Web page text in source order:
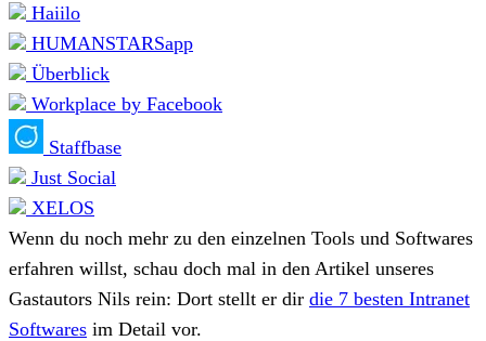
Haiilo
HUMANSTARSapp
Überblick
Workplace by Facebook
Staffbase
Just Social
XELOS
Wenn du noch mehr zu den einzelnen Tools und Softwares
erfahren willst, schau doch mal in den Artikel unseres
Gastautors Nils rein: Dort stellt er dir die 7 besten Intranet
Softwares im Detail vor.